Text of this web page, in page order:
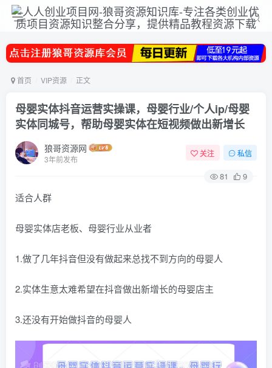
首页 VIP资源 正文
母婴实体抖音运营实操课，母婴行业/个人ip/母婴
实体同城号，帮助母婴实体在短视频做出新增长
狼哥资源网
3年前发布
关注 私信
81 9
适合人群
母婴实体店老板、母婴行业从业者
1.做了几年抖音但没有做起来总找不到方向的母婴人
2.实体生意太难希望在抖音做出新增长的母婴店主
3.还没有开始做抖音的母婴人